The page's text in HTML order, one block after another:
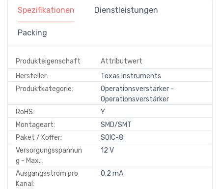
Spezifikationen Dienstleistungen
Packing
Produkteigenschaft
Attributwert
Hersteller:
Texas Instruments
Produktkategorie:
Operationsverstärker -
Operationsverstärker
RoHS:
Y
Montageart:
SMD/SMT
Paket / Koffer:
SOIC-8
Versorgungsspannun
g - Max.:
12 V
Ausgangsstrom pro
Kanal:
0.2 mA